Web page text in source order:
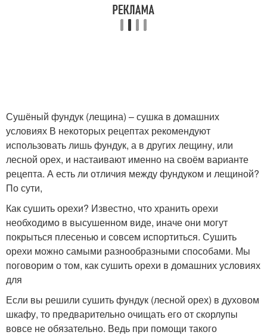
Сушёный фундук (лещина) – сушка в домашних
условиях В некоторых рецептах рекомендуют
использовать лишь фундук, а в других лещину, или
лесной орех, и настаивают именно на своём варианте
рецепта. А есть ли отличия между фундуком и лещиной?
По сути,
Как сушить орехи? Известно, что хранить орехи
необходимо в высушенном виде, иначе они могут
покрыться плесенью и совсем испортиться. Сушить
орехи можно самыми разнообразными способами. Мы
поговорим о том, как сушить орехи в домашних условиях
для
Если вы решили сушить фундук (лесной орех) в духовом
шкафу, то предварительно очищать его от скорлупы
вовсе не обязательно. Ведь при помощи такого